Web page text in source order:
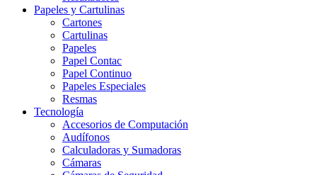
Papeles y Cartulinas
Cartones
Cartulinas
Papeles
Papel Contac
Papel Continuo
Papeles Especiales
Resmas
Tecnología
Accesorios de Computación
Audífonos
Calculadoras y Sumadoras
Cámaras